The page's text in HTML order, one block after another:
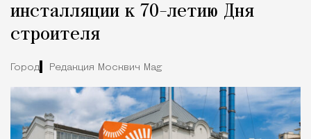
инсталляции к 70-летию Дня
строителя
Город Редакция Москвич Mag